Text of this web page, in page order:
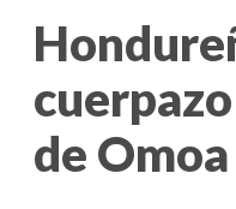
de Omoa